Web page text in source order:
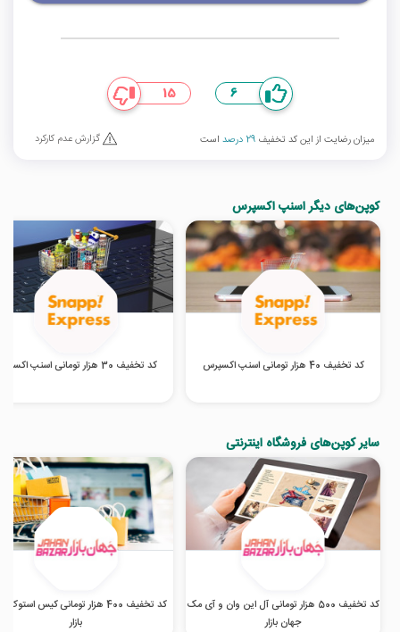
6
15
میزان رضایت از این کد تخفیف 29 درصد است گزارش عدم کارکرد
کوپن‌های دیگر اسنپ اکسپرس
کد تخفیف 40 هزار تومانی اسنپ اکسپرس کد تخفیف 30 هزار تومانی اسنپ اکسپرس
سایر کوپن‌های فروشگاه اینترنتی
کد تخفیف 500 هزار تومانی آل این وان و آی مک
جهان بازار
کد تخفیف 400 هزار تومانی کیس
بازار